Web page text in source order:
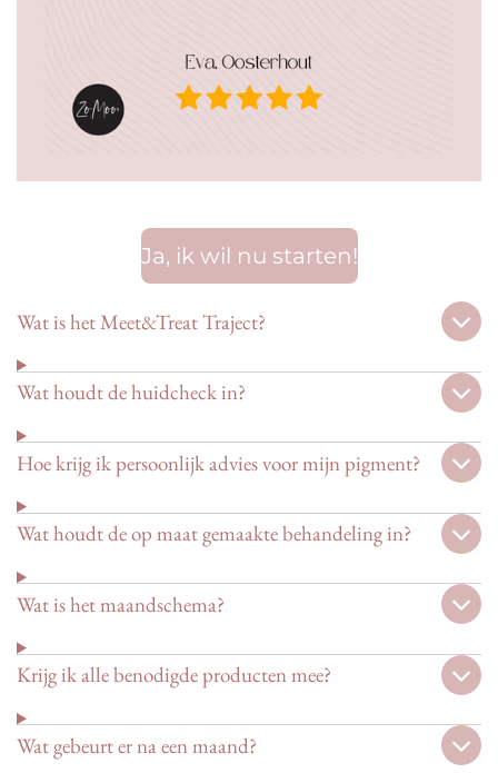
Ja, ik wil nu starten!
Wat is het Meet&Treat Traject?
Wat houdt de huidcheck in?
Hoe krijg ik persoonlijk advies voor mijn pigment?
Wat houdt de op maat gemaakte behandeling in?
Wat is het maandschema?
Krijg ik alle benodigde producten mee?
Wat gebeurt er na een maand?